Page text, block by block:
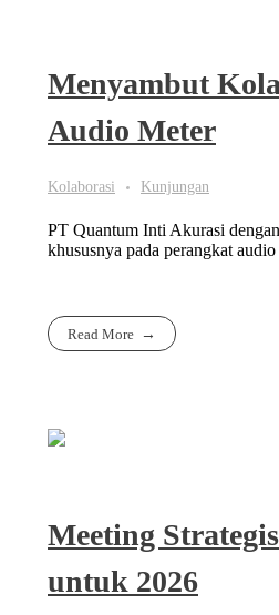
Menyambut
Audio Meter
Kolaborasi Kunjungan
PT Quantum Inti Akurasi
khususnya pada perangkat
Read More
Meeting
untuk 2026